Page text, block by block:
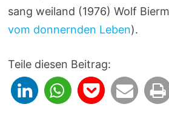
sang weiland (1976) Wolf
vom donnernden Leben).
Teile diesen Beitrag: